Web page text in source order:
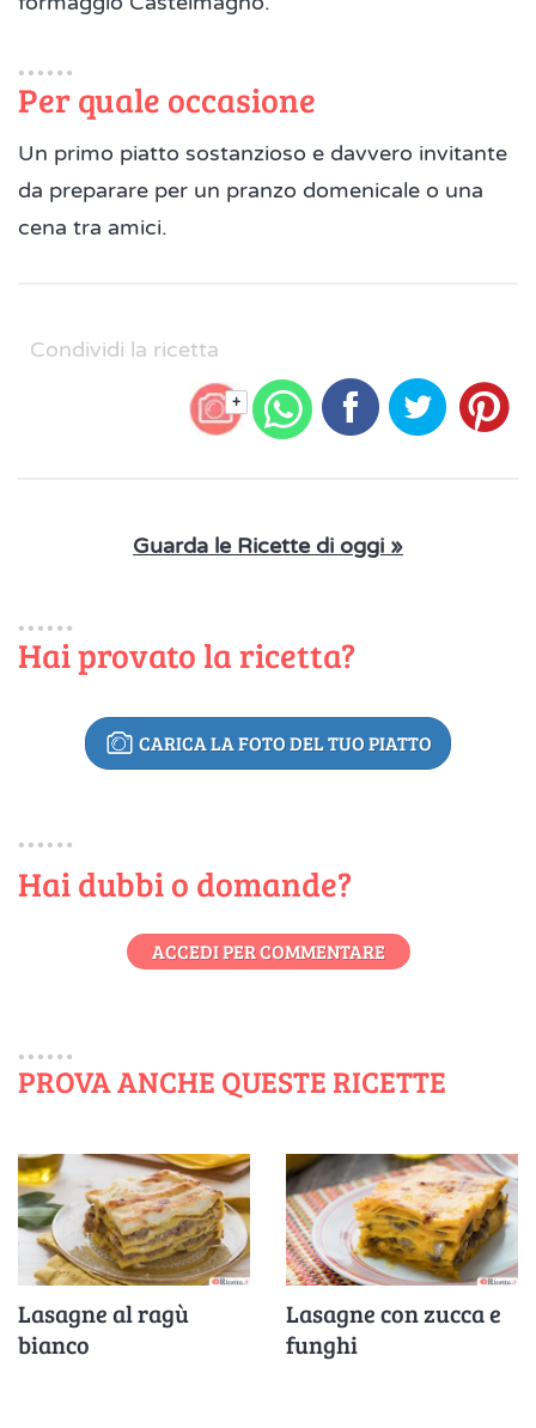
Per quale occasione
Un primo piatto sostanzioso e davvero invitante
da preparare per un pranzo domenicale o una
cena tra amici.
Condividi la ricetta
+
Guarda le Ricette di oggi »
Hai provato la ricetta?
CARICA LA FOTO DEL TUO PIATTO
Hai dubbi o domande?
ACCEDI PER COMMENTARE
PROVA ANCHE QUESTE RICETTE
Lasagne al ragù
bianco
Lasagne con zucca e
funghi